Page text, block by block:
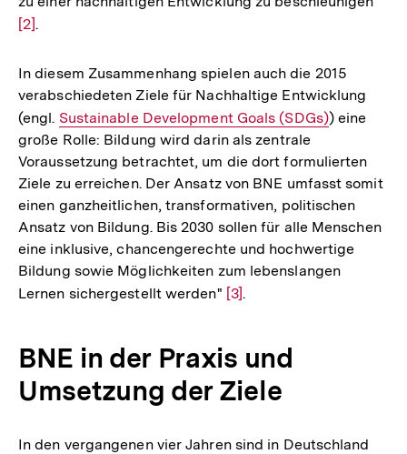
[2].
In diesem Zusammenhang spielen auch die 2015
verabschiedeten Ziele für Nachhaltige Entwicklung
(engl. Interner
Link:
Sustainable Development Goals (SDGs)) eine
große Rolle: Bildung wird darin als zentrale
Voraussetzung betrachtet, um die dort formulierten
Ziele zu erreichen. Der Ansatz von BNE umfasst somit
einen ganzheitlichen, transformativen, politischen
Ansatz von Bildung. Bis 2030 sollen für alle Menschen
eine inklusive, chancengerechte und hochwertige
Bildung sowie Möglichkeiten zum lebenslangen
Lernen sichergestellt werden" Zur
Fußnote
[3].
BNE in der Praxis und
Umsetzung der Ziele
In den vergangenen vier Jahren sind in Deutschland